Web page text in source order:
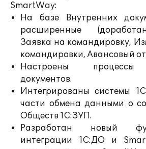
SmartWay:
На базе Внутренних
расширенные
Заявка на командировку,
командировки, Авансовый
Настроены процессы
документов.
Интегрированы системы
части обмена данными о
Обществ 1С:ЗУП.
Разработан новый
интеграции 1С:ДО и